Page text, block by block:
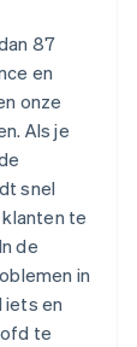
87
en
onze
Als je
snel
te
de
in
iets en
te